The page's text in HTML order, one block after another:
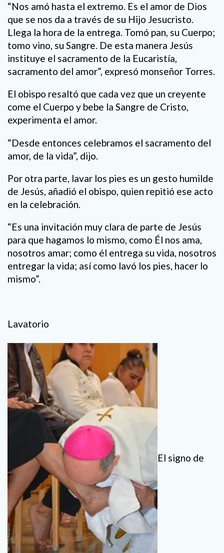
“Nos amó hasta el extremo. Es el amor de Dios
que se nos da a través de su Hijo Jesucristo.
Llega la hora de la entrega. Tomó pan, su Cuerpo;
tomo vino, su Sangre. De esta manera Jesús
instituye el sacramento de la Eucaristía,
sacramento del amor”, expresó monseñor Torres.
El obispo resaltó que cada vez que un creyente
come el Cuerpo y bebe la Sangre de Cristo,
experimenta el amor.
“Desde entonces celebramos el sacramento del
amor, de la vida”, dijo.
Por otra parte, lavar los pies es un gesto humilde
de Jesús, añadió el obispo, quien repitió ese acto
en la celebración.
“Es una invitación muy clara de parte de Jesús
para que hagamos lo mismo, como Él nos ama,
nosotros amar; como él entrega su vida, nosotros
entregar la vida; así como lavó los pies, hacer lo
mismo”.
Lavatorio
El signo de